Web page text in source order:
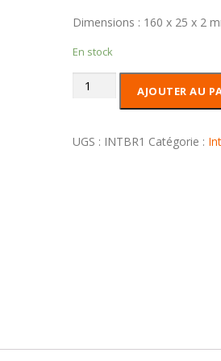
Dimensions : 160 x 25 x 2
En stock
quantité
en
AJOUTER AU
UGS : INTBR1 Catégorie :